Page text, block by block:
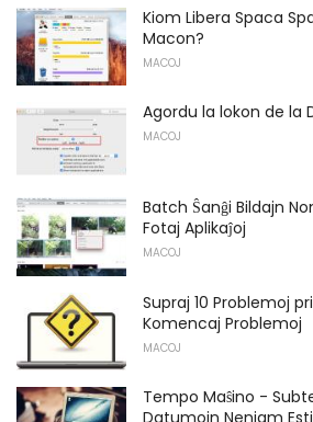
Kiom Libera Spaca
Macon?
MACOJ
Agordu la lokon de la
MACOJ
Batch Ŝanĝi Bildajn
Fotaj Aplikaĵoj
MACOJ
Supraj 10 Problemoj
Komencaj Problemoj
MACOJ
Tempo Maŝino -